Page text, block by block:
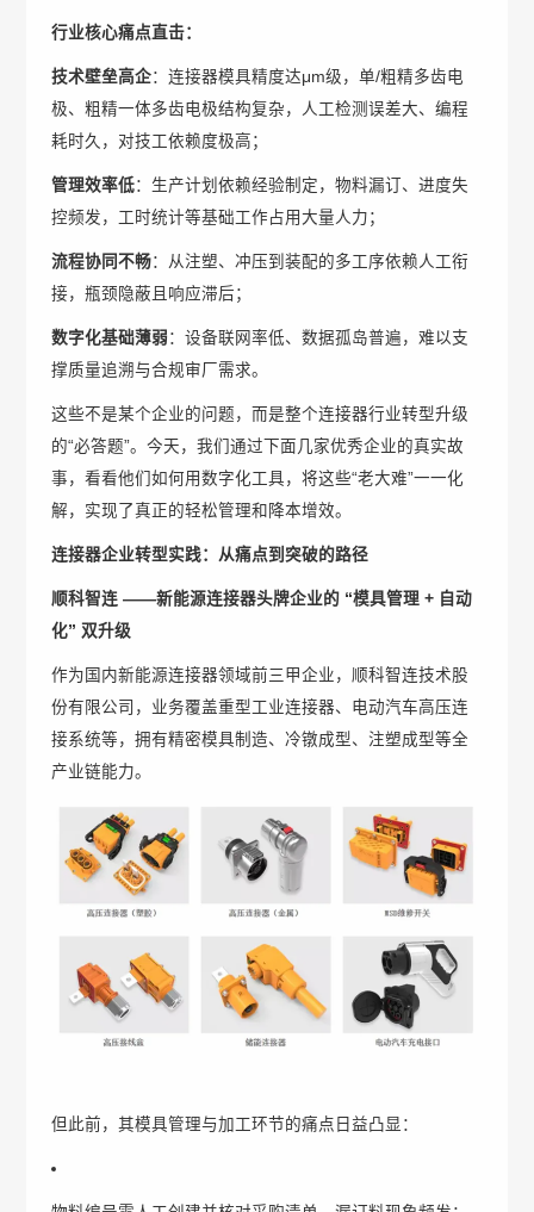
行业核心痛点直击：
技术壁垒高企：连接器模具精度达μm级，单/粗精多齿电
极、粗精一体多齿电极结构复杂，人工检测误差大、编程
耗时久，对技工依赖度极高；
管理效率低：生产计划依赖经验制定，物料漏订、进度失
控频发，工时统计等基础工作占用大量人力；
流程协同不畅：从注塑、冲压到装配的多工序依赖人工衔
接，瓶颈隐蔽且响应滞后；
数字化基础薄弱 ：设备联网率低、数据孤岛普遍，难以支
撑质量追溯与合规审厂需求。
这些不是某个企业的问题，而是整个连接器行业转型升级
的“必答题”。今天，我们通过下面几家优秀企业的真实故
事，看看他们如何用数字化工具，将这些“老大难”一一化
解，实现了真正的轻松管理和降本增效。
连接器企业转型实践： 从痛点到突破的路径
顺科智连 ——新能源连接器头牌企业的 “模具管理 + 自动
化” 双升级
作为国内新能源连接器领域前三甲企业，顺科智连技术股
份有限公司，业务覆盖重型工业连接器、电动汽车高压连
接系统等，拥有精密模具制造、冷镦成型、注塑成型等全
产业链能力。
但此前，其模具管理与加工环节的痛点日益凸显：